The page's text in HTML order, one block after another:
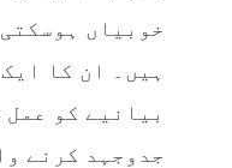
خوبیاں
ہیں۔ ان کا
بیانیے کو عمل
جدوجہد کرنے